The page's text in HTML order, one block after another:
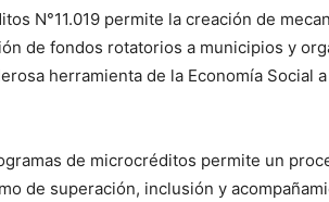
N°11.019 permite la creación de
de fondos rotatorios a municipios y
herramienta de la Economía Social
de microcréditos permite un
de superación, inclusión y